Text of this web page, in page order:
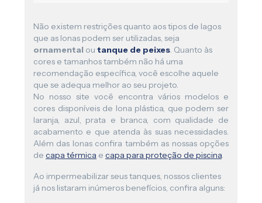
Não existem restrições quanto aos tipos de lagos
que as lonas podem ser utilizadas, seja
ornamental ou tanque de peixes. Quanto às
cores e tamanhos também não há uma
recomendação específica, você escolhe aquele
que se adequa melhor ao seu projeto.
No nosso site você encontra vários modelos e
cores disponíveis de lona plástica, que podem ser
laranja, azul, prata e branca, com qualidade de
acabamento e que atenda às suas necessidades.
Além das lonas confira também as nossas opções
de capa térmica e capa para proteção de piscina.
Ao impermeabilizar seus tanques, nossos clientes
já nos listaram inúmeros benefícios, confira alguns: